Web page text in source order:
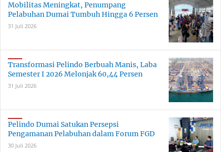
Mobilitas Meningkat, Penumpang
Pelabuhan Dumai Tumbuh Hingga 6 Persen
31 Juli 2026
Transformasi Pelindo Berbuah Manis, Laba
Semester I 2026 Melonjak 60,44 Persen
31 Juli 2026
Pelindo Dumai Satukan Persepsi
Pengamanan Pelabuhan dalam Forum FGD
30 Juli 2026